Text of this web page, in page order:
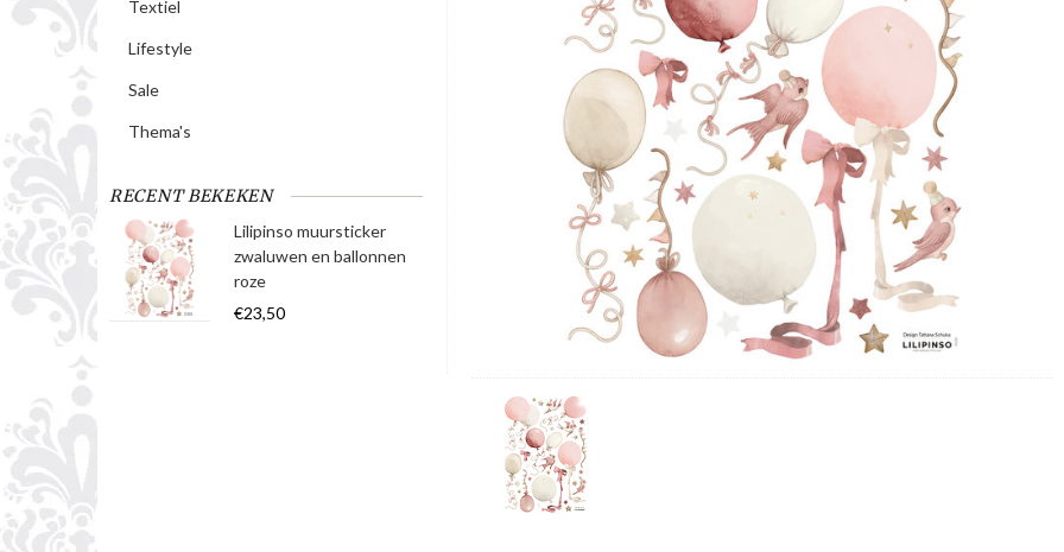
Textiel
Lifestyle
Sale
Thema's
RECENT BEKEKEN
Lilipinso muursticker
zwaluwen en ballonnen
roze
€23,50